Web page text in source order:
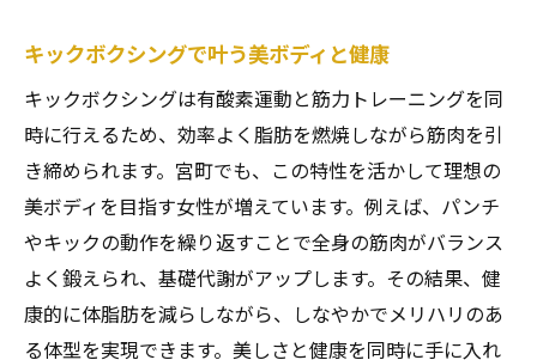
キックボクシングで叶う美ボディと健康
キックボクシングは有酸素運動と筋力トレーニングを同
時に行えるため、効率よく脂肪を燃焼しながら筋肉を引
き締められます。宮町でも、この特性を活かして理想の
美ボディを目指す女性が増えています。例えば、パンチ
やキックの動作を繰り返すことで全身の筋肉がバランス
よく鍛えられ、基礎代謝がアップします。その結果、健
康的に体脂肪を減らしながら、しなやかでメリハリのあ
る体型を実現できます。美しさと健康を同時に手に入れ